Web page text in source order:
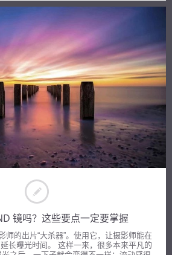
镜吗？这些要点一定要掌握
师的出片“大杀器”。使用它，让摄影师能在
长曝光时间。 这样一来，很多本来平凡的